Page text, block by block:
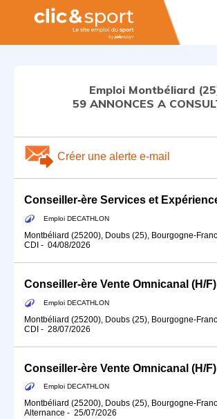
Emploi Montbéliard
59 ANNONCES A
Créer une alerte e-mail
Emploi DECATHLON
Montbéliard (25200), Doubs (25), Bourgogne-
CDI - 04/08/2026
Emploi DECATHLON
Montbéliard (25200), Doubs (25), Bourgogne-
CDI - 28/07/2026
Emploi DECATHLON
Montbéliard (25200), Doubs (25), Bourgogne-
Alternance - 25/07/2026